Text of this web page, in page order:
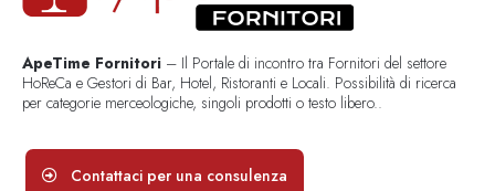
ApeTime Fornitori – Il Portale di incontro tra Fornitori del settore
HoReCa e Gestori di Bar, Hotel, Ristoranti e Locali. Possibilità di ricerca
per categorie merceologiche, singoli prodotti o testo libero..
Contattaci per una consulenza